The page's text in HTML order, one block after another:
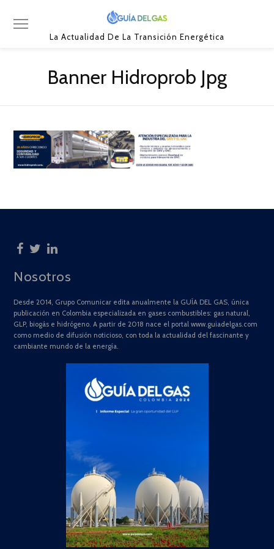
La Actualidad De La Transición Energética
Banner Hidroprob Jpg
Nosotros
Desde 2014, Grupo Comunicar edita anualmente la GUÍA DEL GAS, única
publicación en Colombia especializada en gases combustibles: gas natural,
GLP, biogás e hidrógeno. A partir de 2018 nace el portal www.guiadelgas.com
como medio de difusión noticioso, con toda la actualidad del fascinante y
cambiante mundo de la energía.